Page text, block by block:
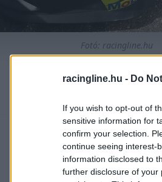
racingline.hu - Do
If you wish to opt-out of
sensitive information for
confirm your selection.
continue seeing interest-
information disclosed to
further disclosure of your
Fotó: racingline.hu